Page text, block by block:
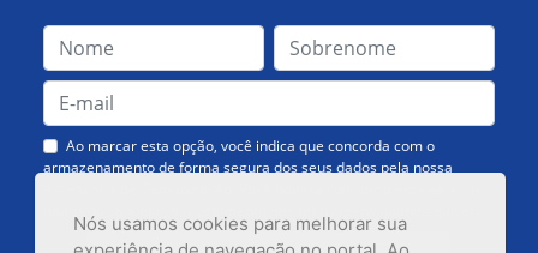
Nós usamos cookies para melhorar sua
Ao marcar esta opção, você indica que concorda com o
armazenamento de forma segura dos seus dados pela nossa